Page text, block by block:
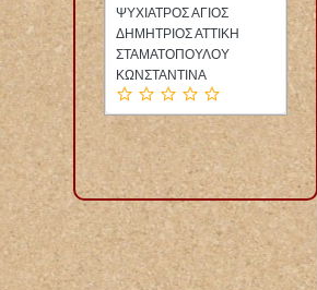
ΦΑΡΜΑΚΕΙΟ ΚΑΜΑΤΕΡΟ
ΑΤΤΙΚΗ
ΠΟΛΥΚΑΝΔΡΙΩΤΟΥ
ΜΑΡΙΑ ΚΑΙ ΣΙΑ ΕΕ